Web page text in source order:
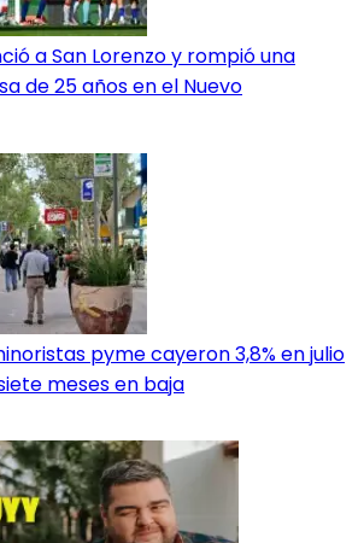
a San Lorenzo y rompió una
de 25 años en el Nuevo
pyme cayeron 3,8% en julio
meses en baja